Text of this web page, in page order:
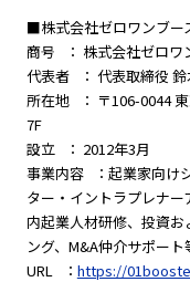
■株式会社ゼロワンブー
商号 ： 株式会社ゼロワ
代表者 ： 代表取締役 鈴
所在地 ： 〒106-0044
7F
設立 ： 2012年3月
事業内容 ：起業家向け
ター・イントラプレナ
内起業人材研修、投資
ング、M&A仲介サポート
URL ： https://